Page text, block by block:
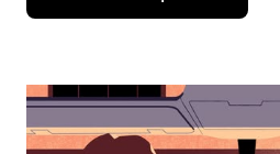
flecha
abrir
calendario